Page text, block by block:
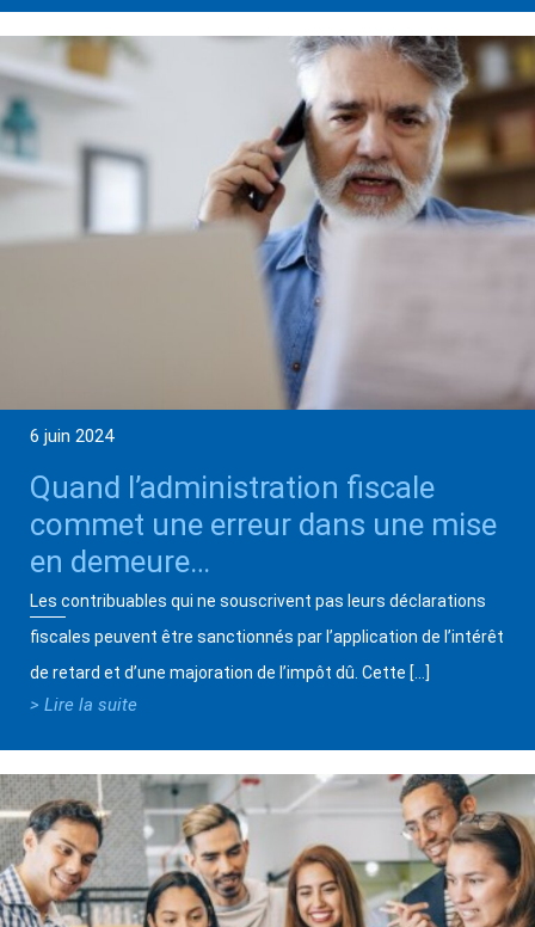
6 juin 2024
Quand l’administration fiscale
commet une erreur dans une mise
en demeure…
Les contribuables qui ne souscrivent pas leurs déclarations
fiscales peuvent être sanctionnés par l’application de l’intérêt
de retard et d’une majoration de l’impôt dû. Cette […]
> Lire la suite